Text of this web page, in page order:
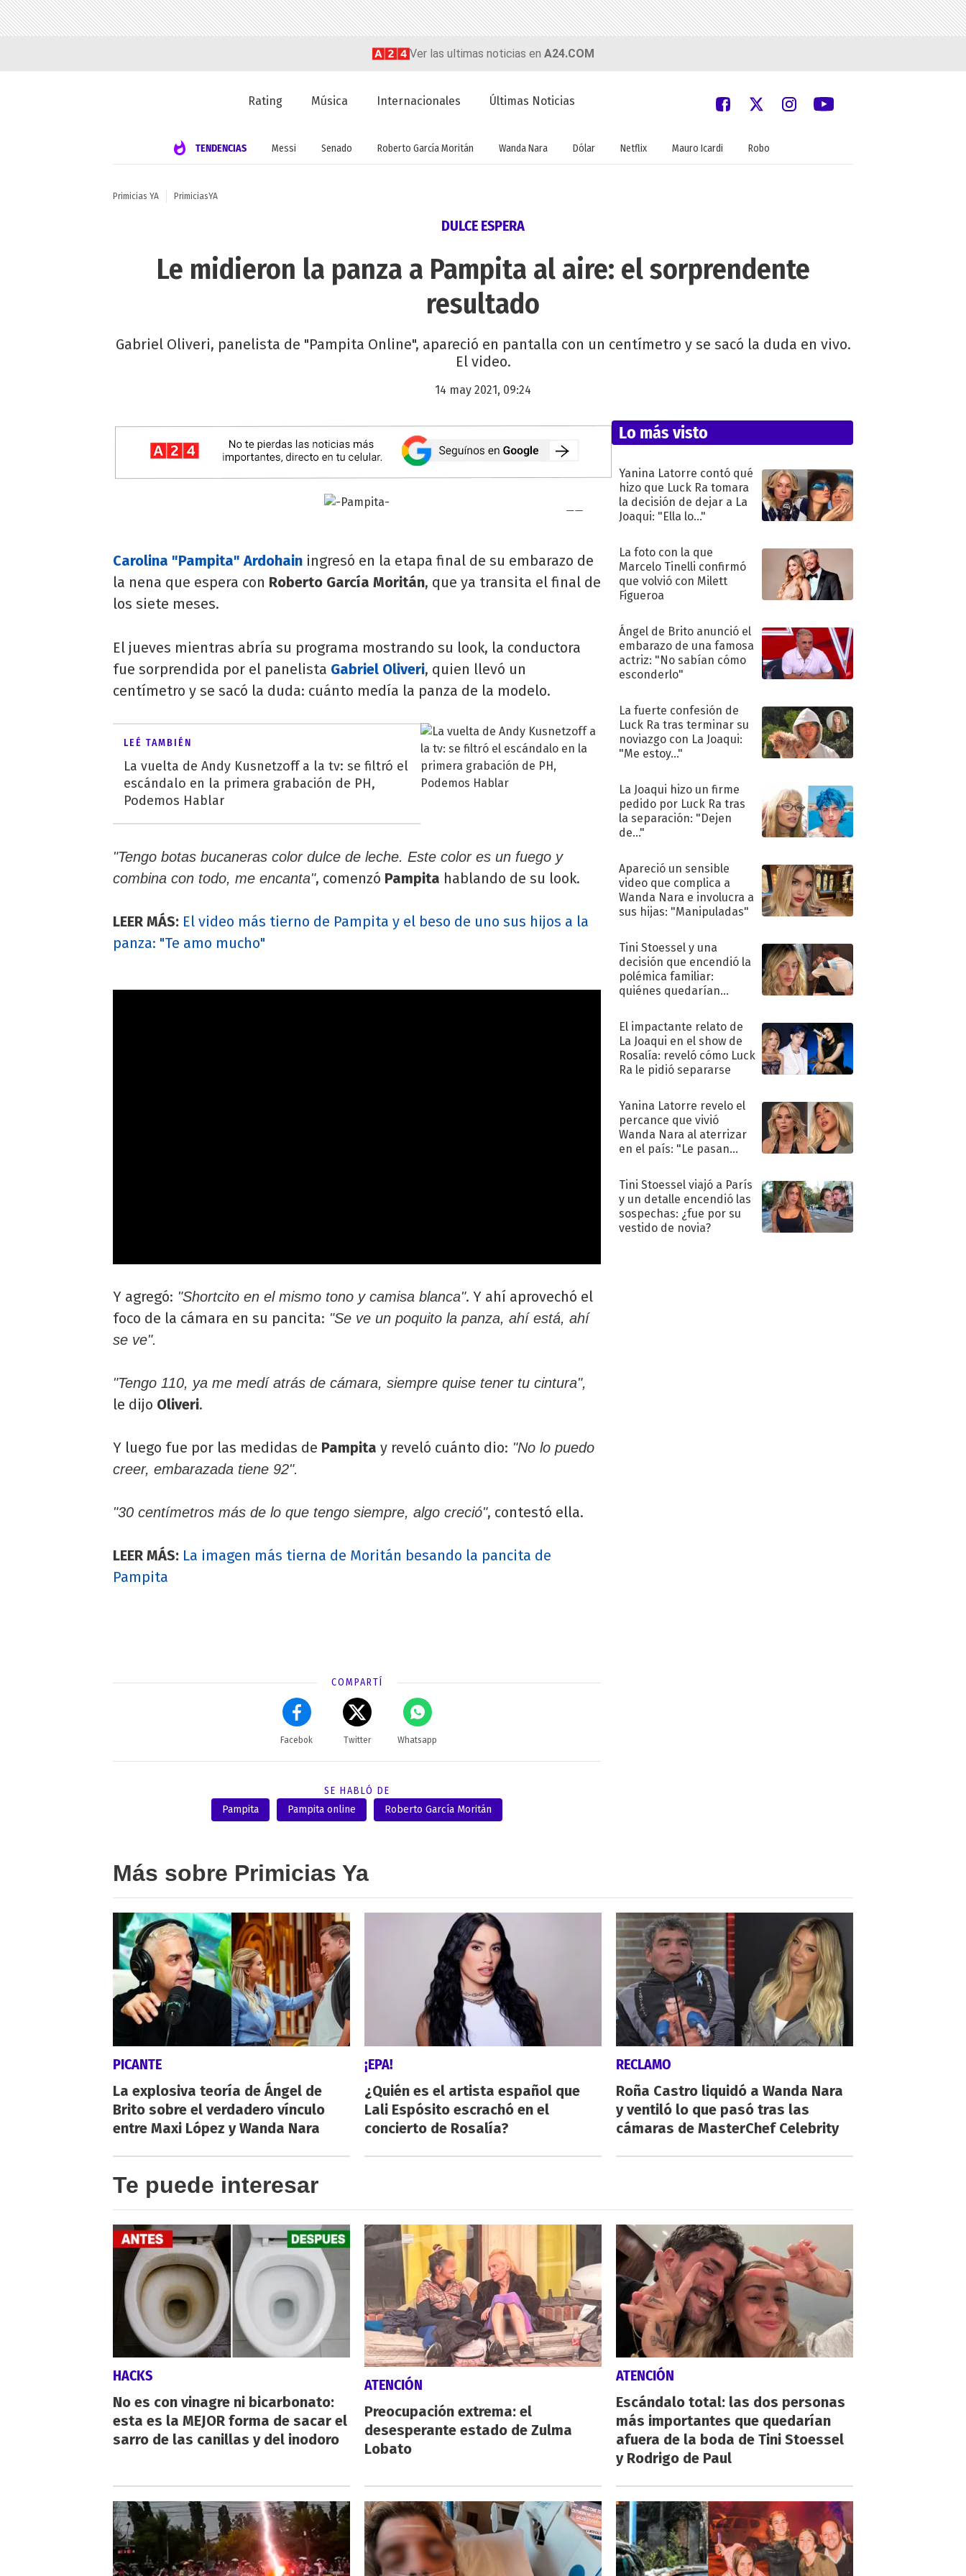
Ver las ultimas noticias en A24.COM
Rating Música Internacionales Últimas Noticias
TENDENCIAS Messi Senado Roberto García Moritán Wanda Nara Dólar Netflix Mauro Icardi Robo
Primicias YA PrimiciasYA
DULCE ESPERA
Le midieron la panza a Pampita al aire: el sorprendente
resultado
Gabriel Oliveri, panelista de "Pampita Online", apareció en pantalla con un centímetro y se sacó la duda en vivo.
El video.
14 may 2021, 09:24
Carolina "Pampita" Ardohain ingresó en la etapa final de su embarazo de
la nena que espera con Roberto García Moritán, que ya transita el final de
los siete meses.
El jueves mientras abría su programa mostrando su look, la conductora
fue sorprendida por el panelista Gabriel Oliveri, quien llevó un
centímetro y se sacó la duda: cuánto medía la panza de la modelo.
LEÉ TAMBIÉN
La vuelta de Andy Kusnetzoff a la tv: se filtró el
escándalo en la primera grabación de PH,
Podemos Hablar
"Tengo botas bucaneras color dulce de leche. Este color es un fuego y
combina con todo, me encanta", comenzó Pampita hablando de su look.
LEER MÁS: El video más tierno de Pampita y el beso de uno sus hijos a la
panza: "Te amo mucho"
Y agregó: "Shortcito en el mismo tono y camisa blanca". Y ahí aprovechó el
foco de la cámara en su pancita: "Se ve un poquito la panza, ahí está, ahí
se ve".
"Tengo 110, ya me medí atrás de cámara, siempre quise tener tu cintura",
le dijo Oliveri.
Y luego fue por las medidas de Pampita y reveló cuánto dio: "No lo puedo
creer, embarazada tiene 92".
"30 centímetros más de lo que tengo siempre, algo creció", contestó ella.
LEER MÁS: La imagen más tierna de Moritán besando la pancita de
Pampita
COMPARTÍ
Facebok Twitter Whatsapp
SE HABLÓ DE
Pampita
Pampita online Roberto García Moritán
Lo más visto
Yanina Latorre contó qué
hizo que Luck Ra tomara
la decisión de dejar a La
Joaqui: "Ella lo..."
La foto con la que
Marcelo Tinelli confirmó
que volvió con Milett
Figueroa
Ángel de Brito anunció el
embarazo de una famosa
actriz: "No sabían cómo
esconderlo"
La fuerte confesión de
Luck Ra tras terminar su
noviazgo con La Joaqui:
"Me estoy..."
La Joaqui hizo un firme
pedido por Luck Ra tras
la separación: "Dejen
de..."
Apareció un sensible
video que complica a
Wanda Nara e involucra a
sus hijas: "Manipuladas"
Tini Stoessel y una
decisión que encendió la
polémica familiar:
quiénes quedarían
El impactante relato de
La Joaqui en el show de
Rosalía: reveló cómo Luck
Ra le pidió separarse
Yanina Latorre revelo el
percance que vivió
Wanda Nara al aterrizar
en el país: "Le pasan
Tini Stoessel viajó a París
y un detalle encendió las
sospechas: ¿fue por su
vestido de novia?
Más sobre Primicias Ya
PICANTE
La explosiva teoría de Ángel de
Brito sobre el verdadero vínculo
entre Maxi López y Wanda Nara
¡EPA!
¿Quién es el artista español que
Lali Espósito escrachó en el
concierto de Rosalía?
RECLAMO
Roña Castro liquidó a Wanda Nara
y ventiló lo que pasó tras las
cámaras de MasterChef Celebrity
Te puede interesar
HACKS
No es con vinagre ni bicarbonato:
esta es la MEJOR forma de sacar el
sarro de las canillas y del inodoro
ATENCIÓN
Preocupación extrema: el
desesperante estado de Zulma
Lobato
ATENCIÓN
Escándalo total: las dos personas
más importantes que quedarían
afuera de la boda de Tini Stoessel
y Rodrigo de Paul